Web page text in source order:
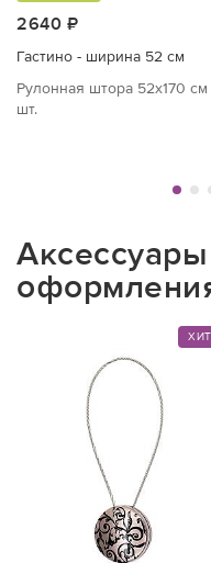
2640 ₽
Гастино - ширина 52 см
Рулонная штора 52х170 см
шт.
ХИТ